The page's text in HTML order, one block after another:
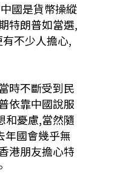
國是貨幣操縱
特朗普如當選,
不少人擔心,
時不斷受到民
依靠中國說服
和憂慮,當然隨
年國會幾乎無
港朋友擔心特